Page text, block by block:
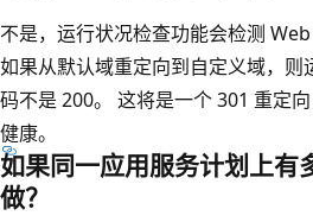
不是，运行状况检查功能会检测 Web
如果从默认域重定向到自定义域，
码不是 200。 这将是一个 301 重定
健康。
如果同一应用服务计划上有
做？